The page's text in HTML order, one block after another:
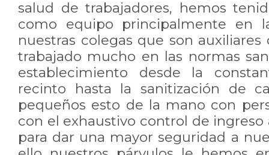
salud de trabajadores, hemos
como equipo principalmente en
nuestras colegas que son
trabajado mucho en las normas
establecimiento desde la
recinto hasta la sanitización de
pequeños esto de la mano con
con el exhaustivo control de
para dar una mayor seguridad a